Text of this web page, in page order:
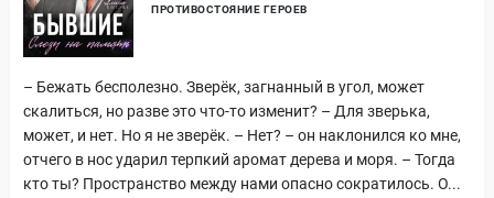
ПРОТИВОСТОЯНИЕ ГЕРОЕВ
– Бежать бесполезно. Зверёк, загнанный в угол, может
скалиться, но разве это что-то изменит? – Для зверька,
может, и нет. Но я не зверёк. – Нет? – он наклонился ко мне,
отчего в нос ударил терпкий аромат дерева и моря. – Тогда
кто ты? Пространство между нами опасно сократилось. О...